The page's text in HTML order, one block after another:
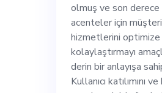
için
olmuş ve son derece
acenteler için
hizmetlerini
kolaylaştırmayı
derin bir anlayışa
Kullanıcı